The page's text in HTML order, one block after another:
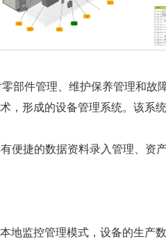
部件管理、维护保养管理和故
，形成的设备管理系统。该系
便捷的数据资料录入管理、资
地监控管理模式，设备的生产